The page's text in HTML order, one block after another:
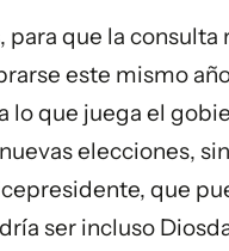
para que la
este mismo
lo que juega el
elecciones,
que
ser incluso